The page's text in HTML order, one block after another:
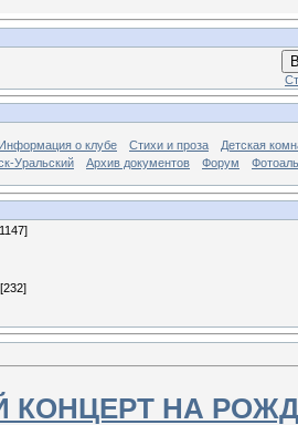
Информация о клубе Стихи и проза
Детская
Уральский
Архив документов Форум
[232]
НА